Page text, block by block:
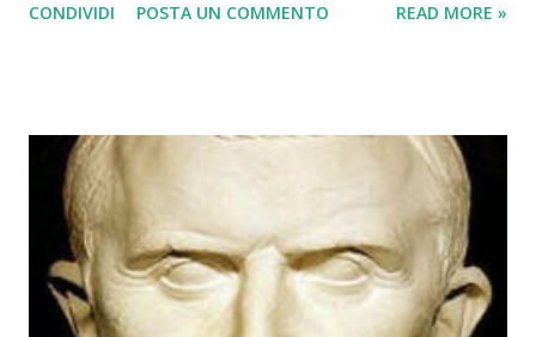
arrivano ad avere 1 biglietto vincente su 3. Premi più
probabilità di vincita di ogni Gratta e Vinci sono indicate sul
retro del biglietto o sul sito web di Lottomatica. Lotto:
Probabilità di vincita più bassa: Le probabilità di vincere al
Lotto sono molto più basse rispetto ai Gratta e Vinci.
Premi più alti: In compenso, i premi del Lotto possono
essere molto più sostanziosi, arrivando a milioni di euro.
CONDIVIDI POSTA UN COMMENTO READ MORE »